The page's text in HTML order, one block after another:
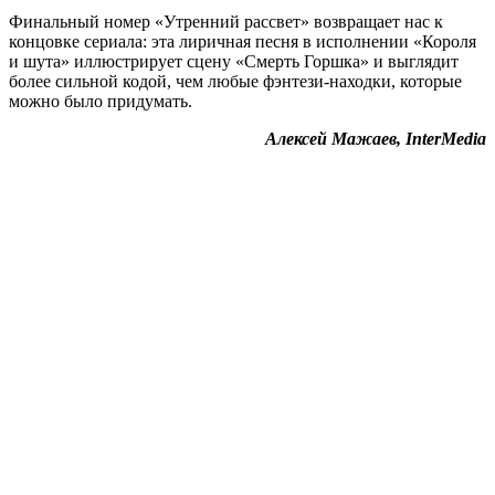
Финальный номер «Утренний рассвет» возвращает нас к
концовке сериала: эта лиричная песня в исполнении «Короля
и шута» иллюстрирует сцену «Смерть Горшка» и выглядит
более сильной кодой, чем любые фэнтези-находки, которые
можно было придумать.
Алексей Мажаев, InterMedia